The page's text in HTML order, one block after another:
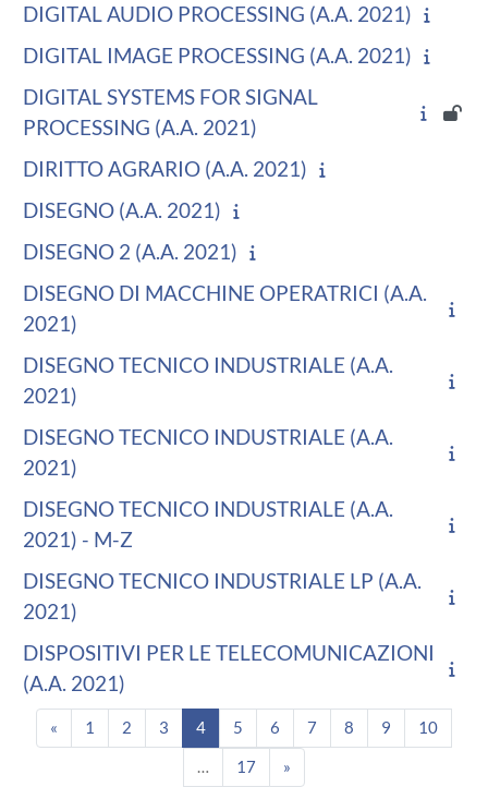
DIGITAL AUDIO PROCESSING (A.A. 2021)
DIGITAL IMAGE PROCESSING (A.A. 2021)
DIGITAL SYSTEMS FOR SIGNAL
PROCESSING (A.A. 2021)
DIRITTO AGRARIO (A.A. 2021)
DISEGNO (A.A. 2021)
DISEGNO 2 (A.A. 2021)
DISEGNO DI MACCHINE OPERATRICI (A.A.
2021)
DISEGNO TECNICO INDUSTRIALE (A.A.
2021)
DISEGNO TECNICO INDUSTRIALE (A.A.
2021)
DISEGNO TECNICO INDUSTRIALE (A.A.
2021) - M-Z
DISEGNO TECNICO INDUSTRIALE LP (A.A.
2021)
DISPOSITIVI PER LE TELECOMUNICAZIONI
(A.A. 2021)
« Pagina precedente
1 Pagina 1
2 Pagina 2
3 Pagina 3
4Pagina 4
5 Pagina 5
6 Pagina 6
7 Pagina 7
8 Pagina 8
9 Pagina 9
10
… 17Pagina 17
»Pagina successiva